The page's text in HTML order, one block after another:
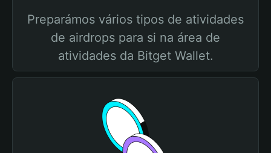
Preparámos vários tipos de atividades
de airdrops para si na área de
atividades da Bitget Wallet.